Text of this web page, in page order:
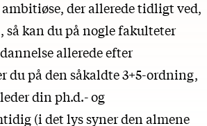
ambitiøse, der allerede tidligt ved,
kan du på nogle fakulteter
allerede efter
du på den såkaldte 3+5-ordning,
din ph.d.- og
(i det lys syner den almene